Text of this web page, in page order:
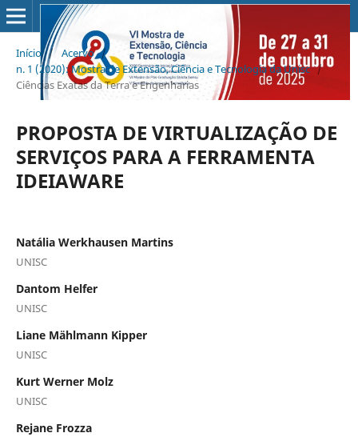
Início / Acervo /
n. 1 (2020): Mostra de Extensão, Ciência e Tecnologia da Unisc /
Ciências Exatas da Terra e Engenharias
PROPOSTA DE VIRTUALIZAÇÃO DE
SERVIÇOS PARA A FERRAMENTA
IDEIAWARE
Natália Werkhausen Martins
UNISC
Dantom Helfer
UNISC
Liane Mählmann Kipper
UNISC
Kurt Werner Molz
UNISC
Rejane Frozza